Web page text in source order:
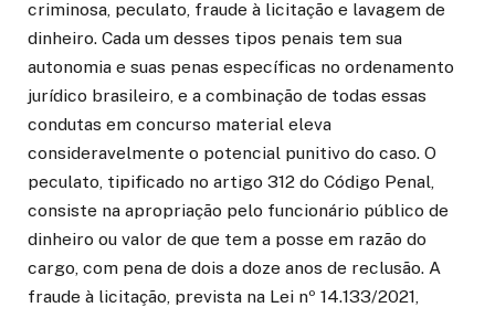
criminosa, peculato, fraude à licitação e lavagem de
dinheiro. Cada um desses tipos penais tem sua
autonomia e suas penas específicas no ordenamento
jurídico brasileiro, e a combinação de todas essas
condutas em concurso material eleva
consideravelmente o potencial punitivo do caso. O
peculato, tipificado no artigo 312 do Código Penal,
consiste na apropriação pelo funcionário público de
dinheiro ou valor de que tem a posse em razão do
cargo, com pena de dois a doze anos de reclusão. A
fraude à licitação, prevista na Lei nº 14.133/2021,